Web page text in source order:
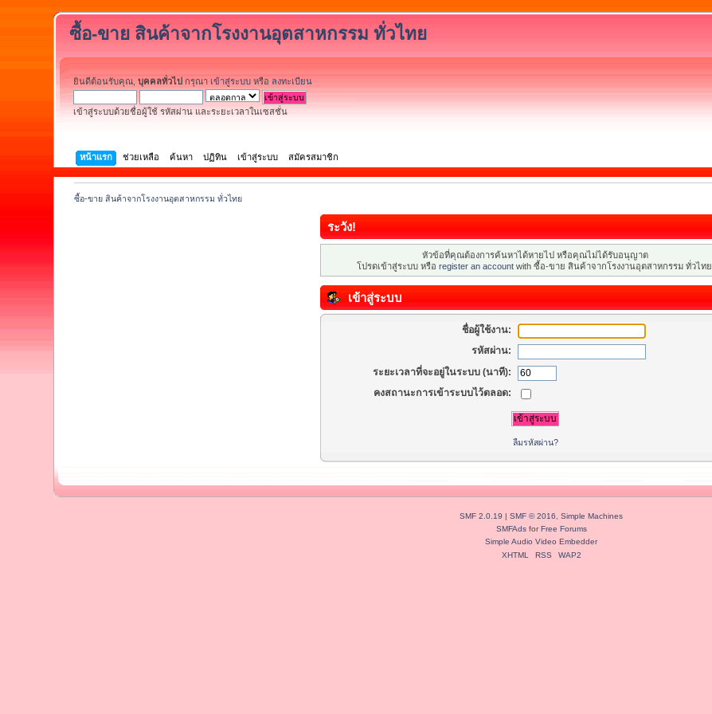
ซื้อ-ขาย สินค้าจากโรงงานอุตสาหกรรม ทั่วไทย
ยินดีต้อนรับคุณ,บุคคลทั่วไป กรุณา เข้าสู่ระบบ หรือ ลงทะเบียน
เข้าสู่ระบบด้วยชื่อผู้ใช้ รหัสผ่าน และระยะเวลาในเซสชั่น
หน้าแรก ช่วยเหลือ ค้นหา ปฏิทิน เข้าสู่ระบบ สมัครสมาชิก
ซื้อ-ขาย สินค้าจากโรงงานอุตสาหกรรม ทั่วไทย
ระวัง!
หัวข้อที่คุณต้องการค้นหาได้หายไป หรือคุณไม่ได้รับอนุญาต
โปรดเข้าสู่ระบบ หรือ register an accountwith ซื้อ-ขาย สินค้าจากโรงงานอุตสาหกรรม ทั่วไทย.
เข้าสู่ระบบ
ชื่อผู้ใช้งาน:
รหัสผ่าน:
ระยะเวลาที่จะอยู่ในระบบ (นาที):
คงสถานะการเข้าระบบไว้ตลอด:
ลืมรหัสผ่าน?
SMF 2.0.19 | SMF © 2016, Simple Machines
SMFAdsforFree Forums
Simple Audio Video Embedder
XHTML
RSS WAP2